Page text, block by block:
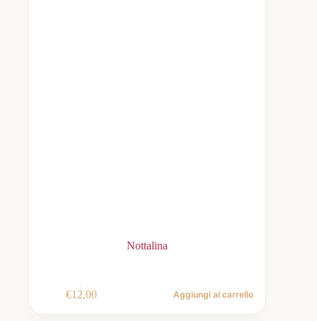
Nottalina
€12,00 Aggiungi al carrello